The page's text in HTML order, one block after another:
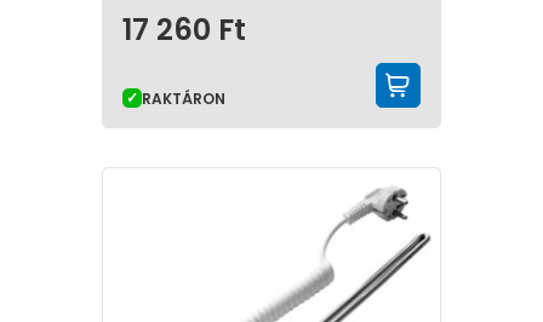
17 260 Ft
RAKTÁRON